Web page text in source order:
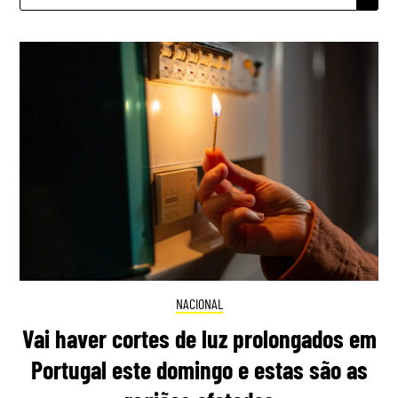
NACIONAL
Vai haver cortes de luz prolongados em
Portugal este domingo e estas são as